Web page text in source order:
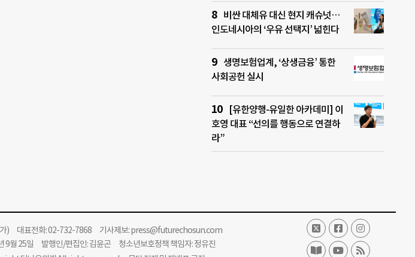
비싼 대체유 대신 현지 캐슈넛…
인도네시아의 ‘우유 선택지’ 넓힌다
생명보험업계, ‘상생금융’ 통한
사회공헌 실시
[유한양행-유일한 아카데미] 이
호영 대표 “선의를 행동으로 연결하
라”
) 대표전화: 02-732-7868 기사제보:press@futurechosun.com
9월 25일 발행인/편집인: 김윤곤 청소년보호정책 책임자: 정유진